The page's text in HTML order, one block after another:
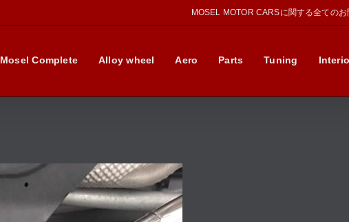
MOSEL MOTOR CARSに関する全ての
Mosel Complete Alloy wheel Aero Parts Tuning